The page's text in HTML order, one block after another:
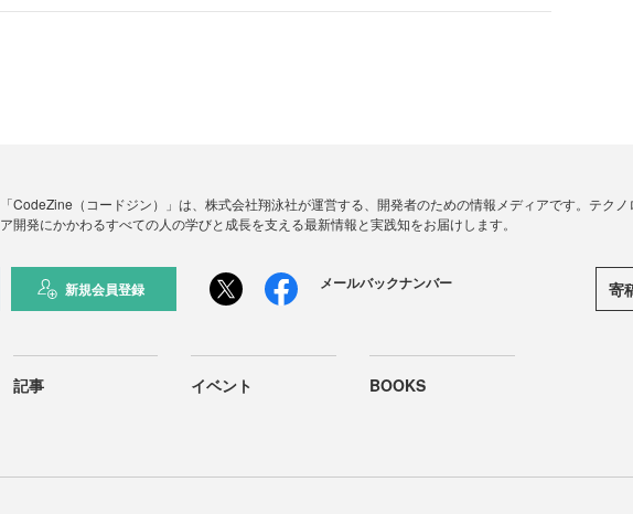
「CodeZine（コードジン）」は、株式会社翔泳社が運営する、開発者のための情報メディアです。テク
ア開発にかかわるすべての人の学びと成長を支える最新情報と実践知をお届けします。
新規会員登録 メールバックナンバー 寄
記事 イベント BOOKS